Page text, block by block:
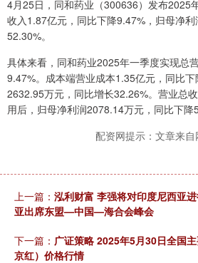
4月25日，同和药业（300636）发布2025
收入1.87亿元，同比下降9.47%，归母净
52.30%。
具体来看，同和药业2025年一季度实现总
9.47%。成本端营业成本1.35亿元，同比
2632.95万元，同比增长32.26%。营业总
用后，归母净利润2078.14万元，同比下降
配资网提示：文章来自
上一篇： 泓利财富 李强将对印度尼西亚
亚出席东盟—中国—海合会峰会
下一篇： 广证策略 2025年5月30日全国
京红）价格行情